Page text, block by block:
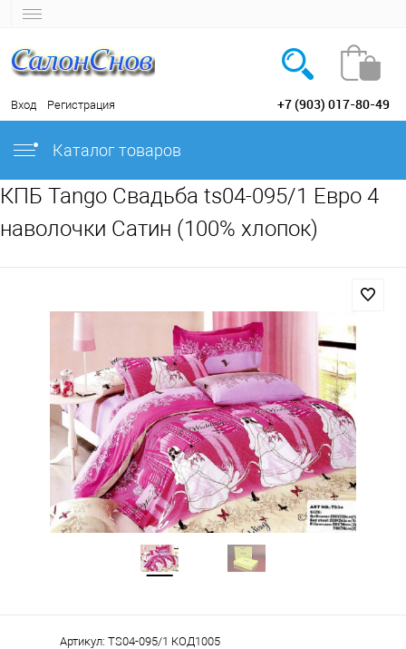
Вход Регистрация +7 (903) 017-80-49
Каталог товаров
КПБ Tango Свадьба ts04-095/1 Евро 4
наволочки Сатин (100% хлопок)
Артикул: TS04-095/1 КОД1005